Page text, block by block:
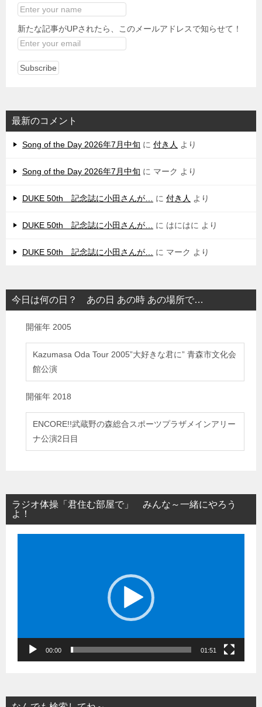
新たな記事がUPされたら、このメールアドレスで知らせて！
最新のコメント
Song of the Day 2026年7月中旬 に 付き人 より
Song of the Day 2026年7月中旬 に マーク より
DUKE 50th 記念誌に小田さんが… に 付き人 より
DUKE 50th 記念誌に小田さんが… に はにはに より
DUKE 50th 記念誌に小田さんが… に マーク より
今日は何の日？ あの日 あの時 あの場所で…
開催年 2005
Kazumasa Oda Tour 2005”大好きな君に” 青森市文化会
館公演
開催年 2018
ENCORE!!武蔵野の森総合スポーツプラザメインアリー
ナ公演2日目
ラジオ体操「君住む部屋で」 みんな～一緒にやろう
よ！
00:00 01:51